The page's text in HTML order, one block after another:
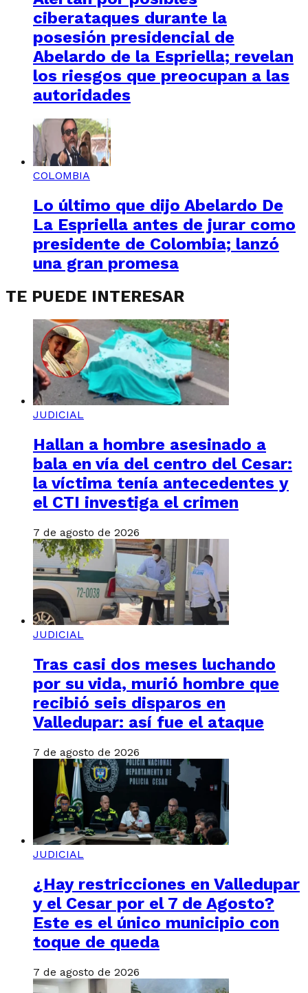
ciberataques durante la
posesión presidencial de
Abelardo de la Espriella; revelan
los riesgos que preocupan a las
autoridades
COLOMBIA
Lo último que dijo Abelardo De
La Espriella antes de jurar como
presidente de Colombia; lanzó
una gran promesa
TE PUEDE INTERESAR
JUDICIAL
Hallan a hombre asesinado a
bala en vía del centro del Cesar:
la víctima tenía antecedentes y
el CTI investiga el crimen
7 de agosto de 2026
JUDICIAL
Tras casi dos meses luchando
por su vida, murió hombre que
recibió seis disparos en
Valledupar: así fue el ataque
7 de agosto de 2026
JUDICIAL
¿Hay restricciones en Valledupar
y el Cesar por el 7 de Agosto?
Este es el único municipio con
toque de queda
7 de agosto de 2026